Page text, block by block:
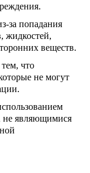
за попадания
жидкостей,
веществ.
что
не могут
не являющимися